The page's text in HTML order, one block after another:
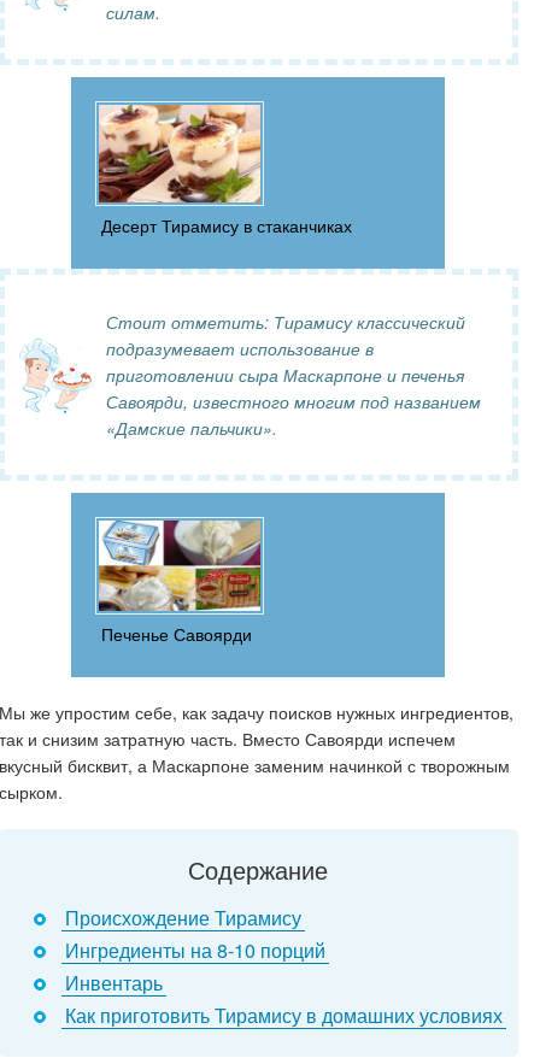
силам.
Десерт Тирамису в стаканчиках
Стоит отметить: Тирамису классический
подразумевает использование в
приготовлении сыра Маскарпоне и печенья
Савоярди, известного многим под названием
«Дамские пальчики».
Печенье Савоярди
Мы же упростим себе, как задачу поисков нужных ингредиентов,
так и снизим затратную часть. Вместо Савоярди испечем
вкусный бисквит, а Маскарпоне заменим начинкой с творожным
сырком.
Содержание
Происхождение Тирамису
Ингредиенты на 8-10 порций
Инвентарь
Как приготовить Тирамису в домашних условиях